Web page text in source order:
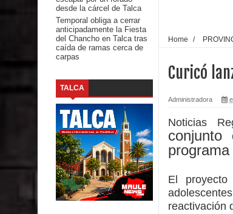
Talca
Diputado Jorge Guzmán rechaza
INDAP entregó $189 millones en
Municipalidad de Curicó apuesta a
Colegio El Boldo
Municipalidad de Curicó inició
Se activa Código Azul en Talca ante
GORE Maule figura tercero a nivel
desde la cárcel de Talca
Temporal obliga a cerrar
anticipadamente la Fiesta
del Chancho en Talca tras
caída de ramas cerca de
carpas
TALCA
Home /
Curicó
Administradora
Noticias
El
reactivación